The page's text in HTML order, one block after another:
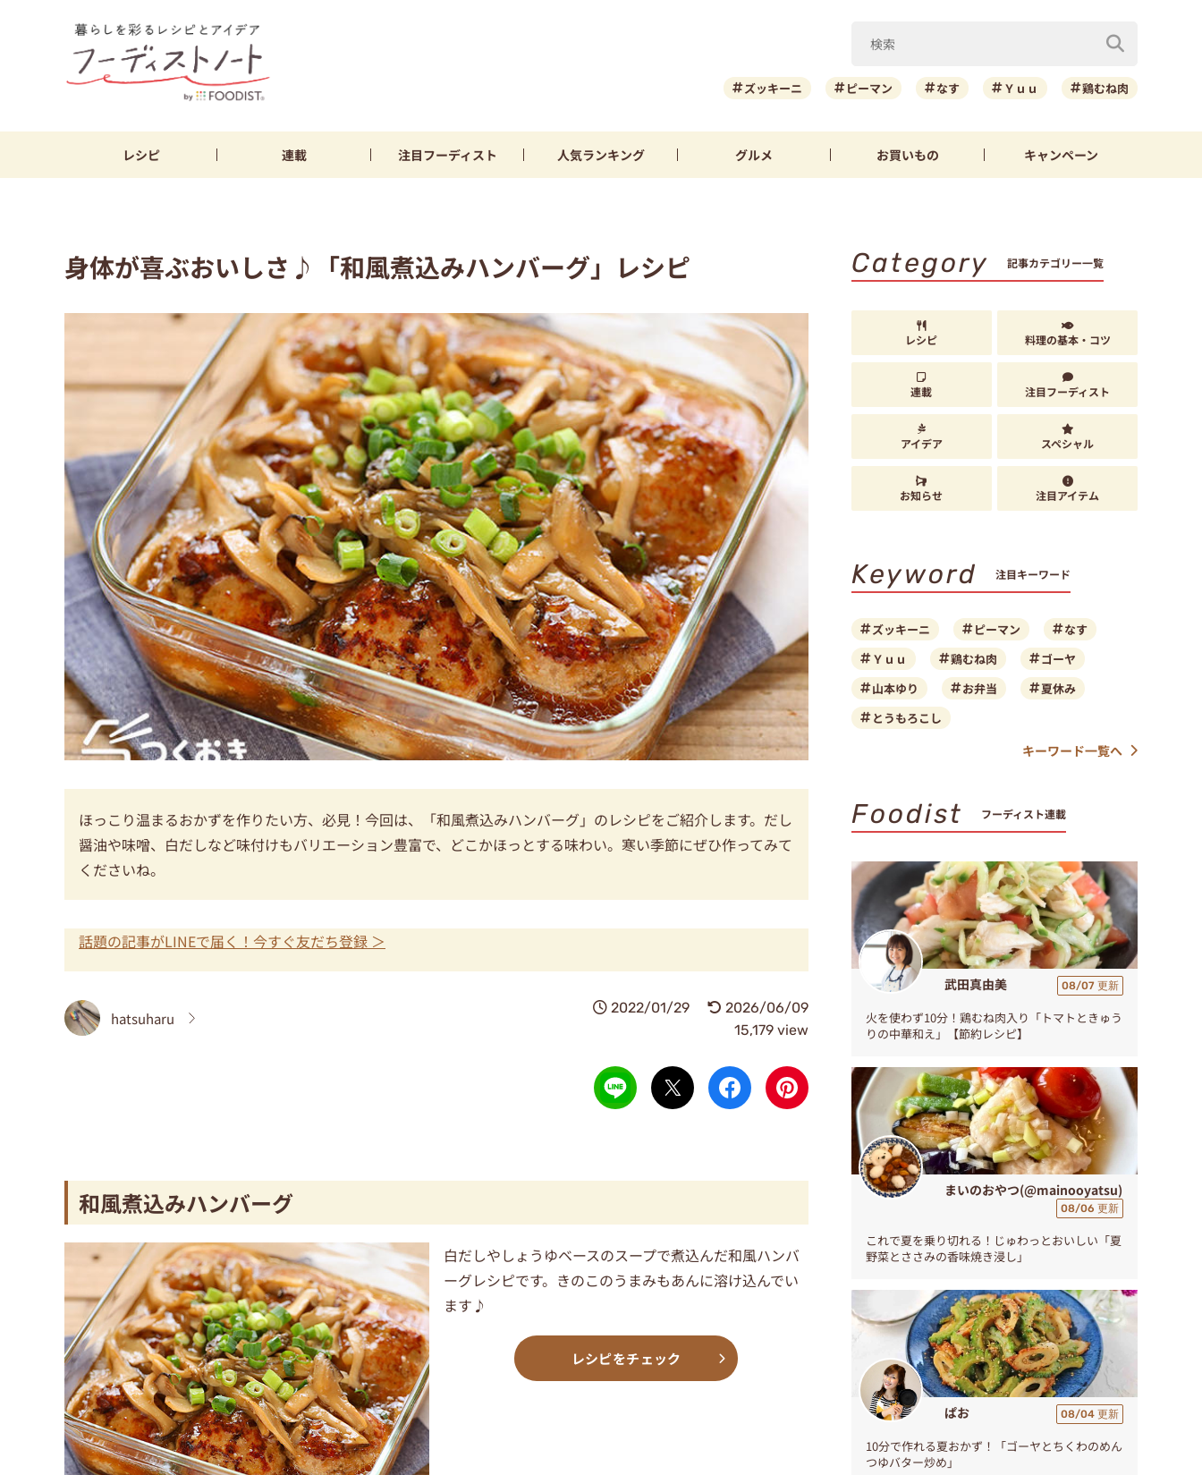
ズッキーニ ピーマン なす Ｙｕｕ 鶏むね肉
レシピ 連載 注目フーディスト 人気ランキング グルメ お買いもの キャンペーン
身体が喜ぶおいしさ♪「和風煮込みハンバーグ」レシピ
ほっこり温まるおかずを作りたい方、必見！今回は、「和風煮込みハンバーグ」のレシピをご紹介します。だし
醤油や味噌、白だしなど味付けもバリエーション豊富で、どこかほっとする味わい。寒い季節にぜひ作ってみて
くださいね。
話題の記事がLINEで届く！今すぐ友だち登録 ＞
hatsuharu
2022/01/29
2026/06/09
15,179 view
和風煮込みハンバーグ
白だしやしょうゆベースのスープで煮込んだ和風ハンバ
ーグレシピです。きのこのうまみもあんに溶け込んでい
ます♪
レシピをチェック
Category 記事カテゴリー一覧
レシピ 料理の基本・コツ
連載 注目フーディスト
アイデア スペシャル
お知らせ 注目アイテム
Keyword 注目キーワード
ズッキーニ ピーマン
なす
Ｙｕｕ
鶏むね肉
ゴーヤ
山本ゆり
お弁当
夏休み
とうもろこし
キーワード一覧へ
Foodist フーディスト連載
武田真由美 08/07 更新
火を使わず10分！鶏むね肉入り「トマトときゅう
りの中華和え」【節約レシピ】
まいのおやつ(@mainooyatsu)
08/06 更新
これで夏を乗り切れる！じゅわっとおいしい「夏
野菜とささみの香味焼き浸し」
ぱお 08/04 更新
10分で作れる夏おかず！「ゴーヤとちくわのめん
つゆバター炒め」